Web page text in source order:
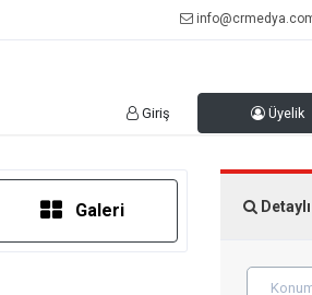
Giriş Üyelik
Galeri